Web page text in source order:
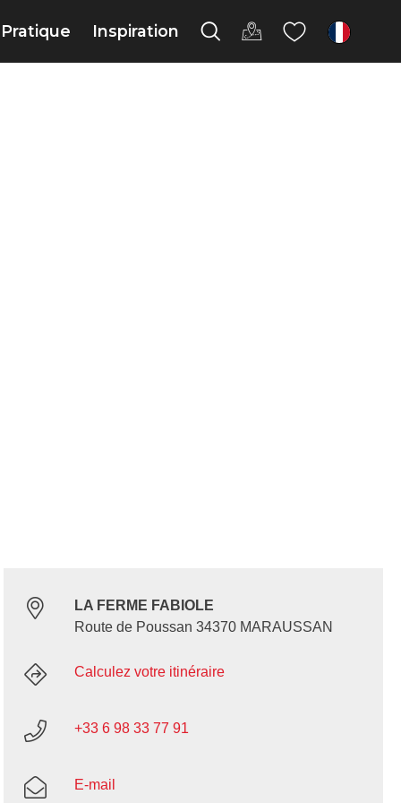
Pratique Inspiration fr
LA FERME FABIOLE
Route de Poussan 34370 MARAUSSAN
Calculez votre itinéraire
+33 6 98 33 77 91
E-mail